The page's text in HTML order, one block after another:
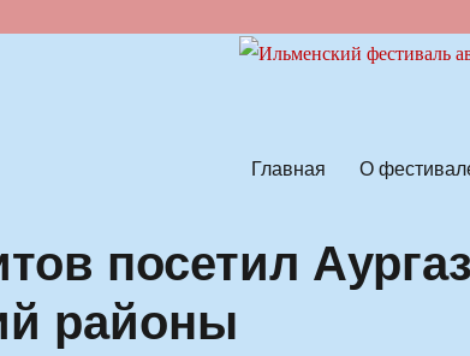
Главная О
посетил
районы